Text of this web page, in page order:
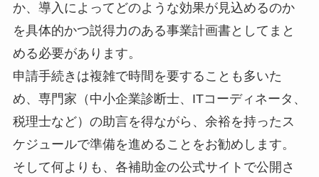
か、導入によってどのような効果が見込めるのか
を具体的かつ説得力のある事業計画書としてまと
める必要があります。
申請手続きは複雑で時間を要することも多いた
め、専門家（中小企業診断士、ITコーディネータ、
税理士など）の助言を得ながら、余裕を持ったス
ケジュールで準備を進めることをお勧めします。
そして何よりも、各補助金の公式サイトで公開さ